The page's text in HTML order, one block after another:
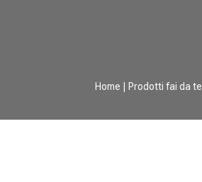
Home Prodotti fai da te